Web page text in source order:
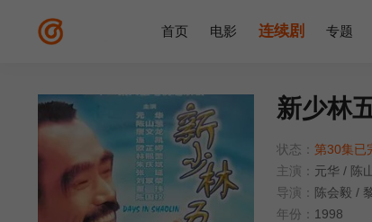
首页 电影 连续剧 专题
新少林
状态： 第30集已
主演： 元华 / 陈
导演： 陈会毅 /
年份： 1998